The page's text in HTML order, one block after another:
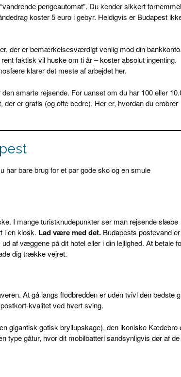
pengeautomat”. Du kender sikkert
koster 5 euro i gebyr. Heldigvis er Budapest
der er bemærkelsesværdigt venlig mod din bankkonto.
faktisk vil huske om ti år – koster absolut ingenting.
klarer det meste af arbejdet her.
smarte rejsende. For uanset om du har 100 eller
er gratis (og ofte bedre). Her er, hvordan du erobrer
bare brug for et par gode sko og en smule
I mange turistknudepunkter ser man rejsende slæbe
i en kiosk. Lad være med det. Budapests postevand er
af væggene på dit hotel eller i din lejlighed. At betale
dig trække vejret.
At gå langs flodbredden er uden tvivl den bedste
kvalitet ved hvert sving.
gigantisk gotisk bryllupskage), den ikoniske Kædebro
type gåtur, hvor dit mobilbatteri sandsynligvis dør af de